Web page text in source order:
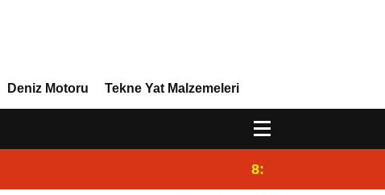
Deniz Motoru Tekne Yat Malzemeleri
8:29